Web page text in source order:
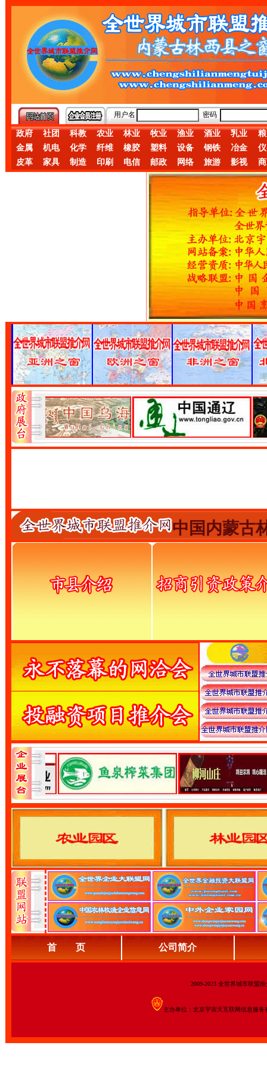
用户名 密码
政府 社团 科教 农业 林业 牧业 渔业 酒业 乳业
金属
机电 化学 纤维 橡胶 塑料 设备 钢铁 冶金
皮革
家具 制造 印刷 电信 邮政 网络 旅游 影视
中国内蒙古
首 页 公司简介
2009-2023 全世界城市联盟
主办单位：北京宇宙天互联网信息服